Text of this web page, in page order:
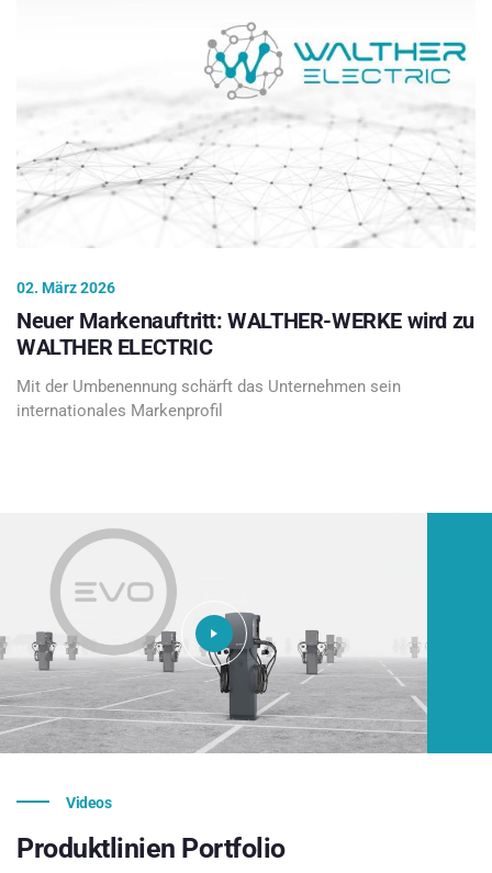
02. März 2026
Neuer Markenauftritt: WALTHER-WERKE wird zu
WALTHER ELECTRIC
Mit der Umbenennung schärft das Unternehmen sein
internationales Markenprofil
Videos
Produktlinien Portfolio